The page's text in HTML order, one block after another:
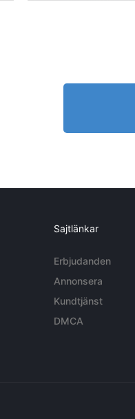
Sajtlänkar
Erbjudanden
Annonsera
Kundtjänst
DMCA